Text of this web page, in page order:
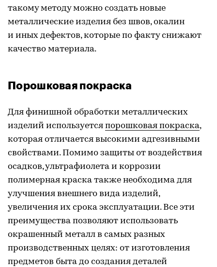
такому методу можно создать новые
металлические изделия без швов, окалин
и иных дефектов, которые по факту снижают
качество материала.
Порошковая покраска
Для финишной обработки металлических
изделий используется порошковая покраска,
которая отличается высокими адгезивными
свойствами. Помимо защиты от воздействия
осадков, ультрафиолета и коррозии
полимерная краска также необходима для
улучшения внешнего вида изделий,
увеличения их срока эксплуатации. Все эти
преимущества позволяют использовать
окрашенный металл в самых разных
производственных целях: от изготовления
предметов быта до создания деталей